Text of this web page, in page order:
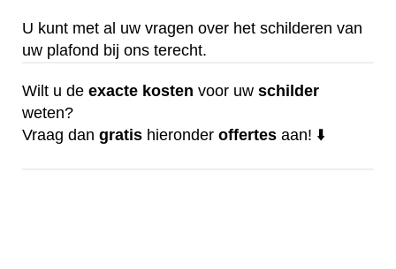
U kunt met al uw vragen over het schilderen van
uw plafond bij ons terecht.
Wilt u de exacte kosten voor uw schilder
weten?
Vraag dan gratis hieronder offertes aan! ⬇️